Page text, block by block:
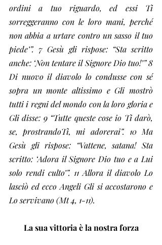
ordini a tuo riguardo, ed essi Ti
sorreggeranno con le loro mani, perché
non abbia a urtare contro un sasso il tuo
piede’”. 7 Gesù gli rispose: “Sta scritto
anche: ‘Non tentare il Signore Dio tuo!’” 8
Di nuovo il diavolo lo condusse con sé
sopra un monte altissimo e Gli mostrò
tutti i regni del mondo con la loro gloria e
Gli disse: 9 “Tutte queste cose io Ti darò,
se, prostrandoTi, mi adorerai”. 10 Ma
Gesù gli rispose: “Vattene, satana! Sta
scritto: ‘Adora il Signore Dio tuo e a Lui
solo rendi culto’”. 11 Allora il diavolo Lo
lasciò ed ecco Angeli Gli si accostarono e
Lo servivano (Mt 4, 1-11).
La sua vittoria è la nostra forza